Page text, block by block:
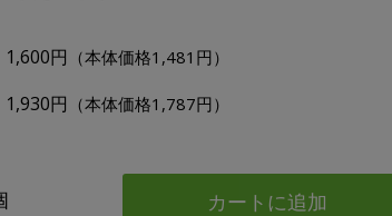
1,600円 （本体価格1,481円）
1,930円 （本体価格1,787円）
カートに追加